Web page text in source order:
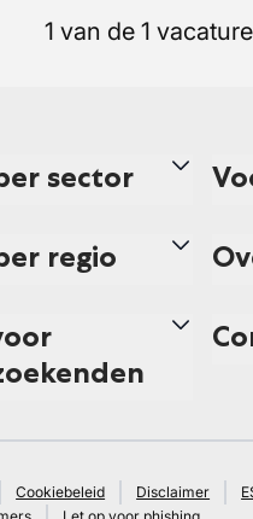
1 van de 1
sector
regio
Cookiebeleid Disclaimer